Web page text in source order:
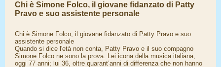
Chi è Simone Folco, il giovane fidanzato di Patty
Pravo e suo assistente personale
Chi è Simone Folco, il giovane fidanzato di Patty Pravo e suo
assistente personale
Quando si dice l'età non conta, Patty Pravo e il suo compagno
Simone Folco ne sono la prova. Lei icona della musica italiana,
oggi 77 anni; lui 36, oltre quarant’anni di differenza che non hanno